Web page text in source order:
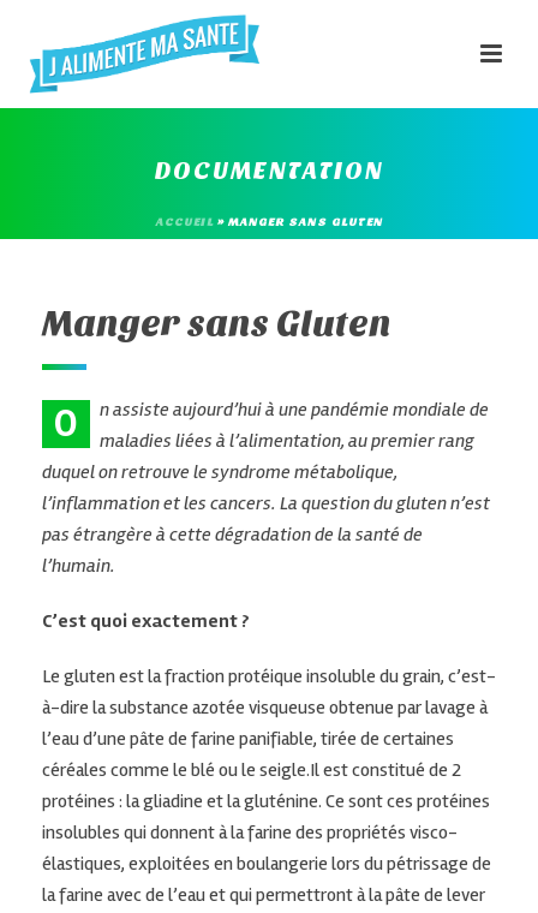
DOCUMENTATION
ACCUEIL»MANGER SANS GLUTEN
Manger sans Gluten
O
n assiste aujourd’hui à une pandémie mondiale de
maladies liées à l’alimentation, au premier rang
duquel on retrouve le syndrome métabolique,
l’inflammation et les cancers. La question du gluten n’est
pas étrangère à cette dégradation de la santé de
l’humain.
C’est quoi exactement ?
Le gluten est la fraction protéique insoluble du grain, c’est-
à-dire la substance azotée visqueuse obtenue par lavage à
l’eau d’une pâte de farine panifiable, tirée de certaines
céréales comme le blé ou le seigle.Il est constitué de 2
protéines : la gliadine et la gluténine. Ce sont ces protéines
insolubles qui donnent à la farine des propriétés visco-
élastiques, exploitées en boulangerie lors du pétrissage de
la farine avec de l’eau et qui permettront à la pâte de lever